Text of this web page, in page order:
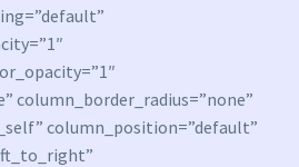
column_border_radius=”none”
column_position=”default”